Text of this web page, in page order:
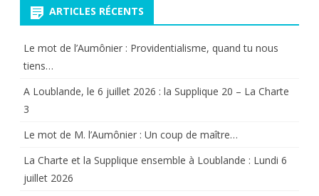
.
ARTICLES RÉCENTS
Le mot de l’Aumônier : Providentialisme, quand tu nous
tiens…
A Loublande, le 6 juillet 2026 : la Supplique 20 – La Charte
3
Le mot de M. l’Aumônier : Un coup de maître…
La Charte et la Supplique ensemble à Loublande : Lundi 6
juillet 2026